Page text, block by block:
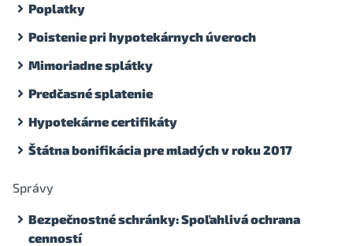
Poplatky
Poistenie pri hypotekárnych úveroch
Mimoriadne splátky
Predčasné splatenie
Hypotekárne certifikáty
Štátna bonifikácia pre mladých v roku 2017
Správy
Bezpečnostné schránky: Spoľahlivá ochrana
cenností